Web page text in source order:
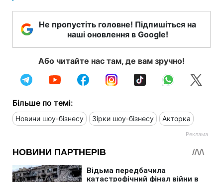
Не пропустіть головне! Підпишіться на
наші оновлення в Google!
Або читайте нас там, де вам зручно!
Більше по темі:
Новини шоу-бізнесу Зірки шоу-бізнесу Акторка